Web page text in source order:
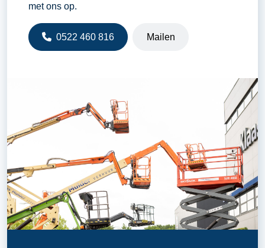
met ons op.
0522 460 816 Mailen